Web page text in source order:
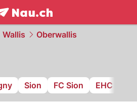
NAU.ch
Wallis Oberwallis
Sion FC Sion EHC Visp